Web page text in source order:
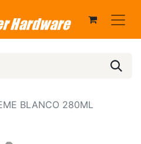
BLANCO 280ML